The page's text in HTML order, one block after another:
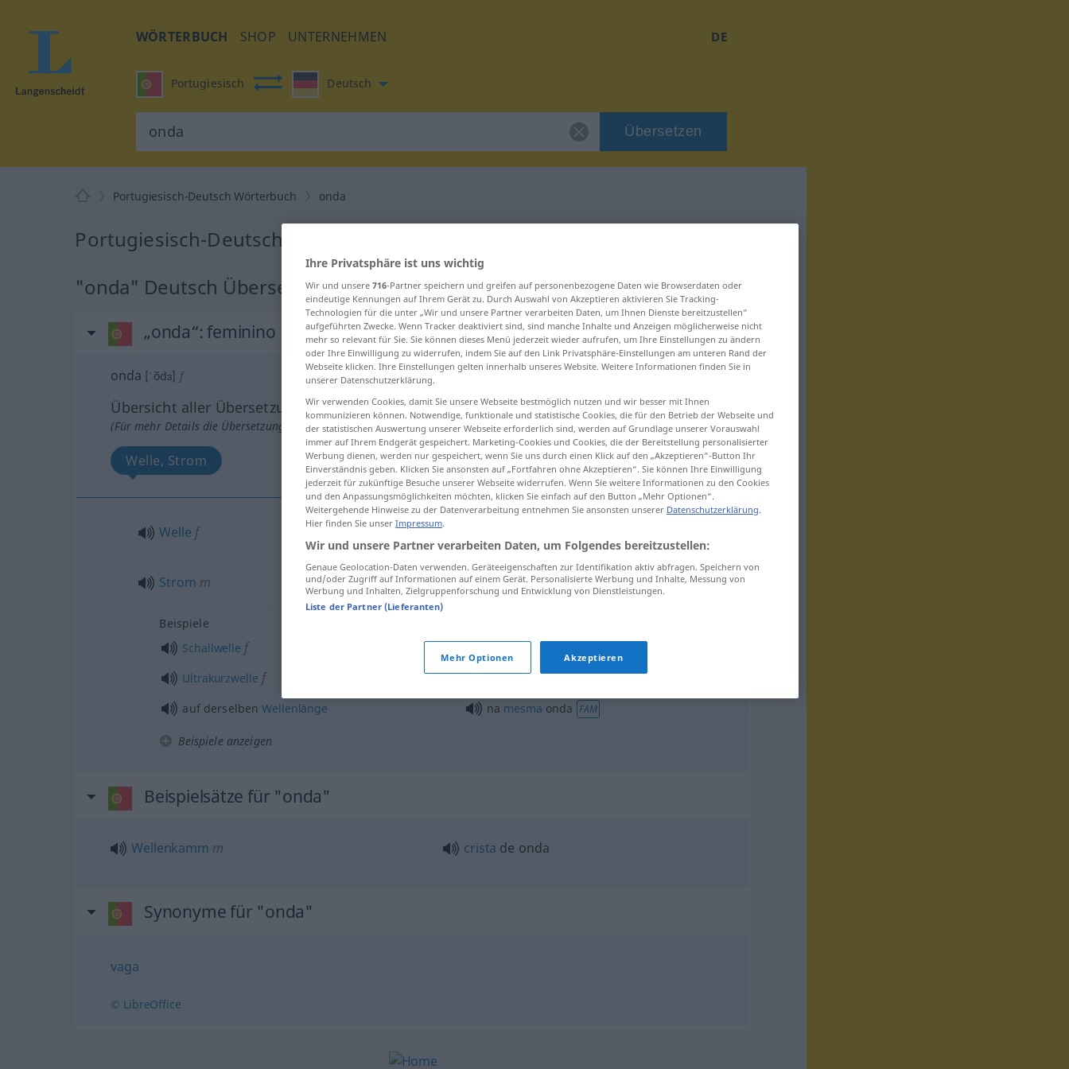
WÖRTERBUCH SHOP UNTERNEHMEN DE
Portugiesisch Deutsch
Übersetzen
Portugiesisch-Deutsch Wörterbuch onda
Portugiesisch-Deutsch Übersetzung für "onda"
"onda" Deutsch Übersetzung
„onda“: feminino
onda [ˈõdɜ] f
Übersicht aller Übersetzungen
(Für mehr Details die Übersetzung anklicken/antippen)
Welle, Strom
Welle f
Strom m onda FIG
Beispiele
Schallwelle f
onda sonora
Ultrakurzwelle f
onda ultracurta
auf derselbenWellenlänge na mesma onda FAM
Beispiele anzeigen
Beispielsätze für "onda"
Wellenkamm m crista de onda
Synonyme für "onda"
vaga
© LibreOffice
Ihre Privatsphäre ist uns wichtig
Wir und unsere 716-Partner speichern und greifen auf personenbezogene Daten wie Browserdaten oder
eindeutige Kennungen auf Ihrem Gerät zu. Durch Auswahl von Akzeptieren aktivieren Sie Tracking-
Technologien für die unter „Wir und unsere Partner verarbeiten Daten, um Ihnen Dienste bereitzustellen“
aufgeführten Zwecke. Wenn Tracker deaktiviert sind, sind manche Inhalte und Anzeigen möglicherweise nicht
mehr so relevant für Sie. Sie können dieses Menü jederzeit wieder aufrufen, um Ihre Einstellungen zu ändern
oder Ihre Einwilligung zu widerrufen, indem Sie auf den Link Privatsphäre-Einstellungen am unteren Rand der
Webseite klicken. Ihre Einstellungen gelten innerhalb unseres Website. Weitere Informationen finden Sie in
unserer Datenschutzerklärung.
Wir verwenden Cookies, damit Sie unsere Webseite bestmöglich nutzen und wir besser mit Ihnen
kommunizieren können. Notwendige, funktionale und statistische Cookies, die für den Betrieb der Webseite und
der statistischen Auswertung unserer Webseite erforderlich sind, werden auf Grundlage unserer Vorauswahl
immer auf Ihrem Endgerät gespeichert. Marketing-Cookies und Cookies, die der Bereitstellung personalisierter
Werbung dienen, werden nur gespeichert, wenn Sie uns durch einen Klick auf den „Akzeptieren“-Button Ihr
Einverständnis geben. Klicken Sie ansonsten auf „Fortfahren ohne Akzeptieren“. Sie können Ihre Einwilligung
jederzeit für zukünftige Besuche unserer Webseite widerrufen. Wenn Sie weitere Informationen zu den Cookies
und den Anpassungsmöglichkeiten möchten, klicken Sie einfach auf den Button „Mehr Optionen“.
Weitergehende Hinweise zu der Datenverarbeitung entnehmen Sie ansonsten unserer Datenschutzerklärung.
Hier finden Sie unser Impressum.
Wir und unsere Partner verarbeiten Daten, um Folgendes bereitzustellen:
Genaue Geolocation-Daten verwenden. Geräteeigenschaften zur Identifikation aktiv abfragen. Speichern von
und/oder Zugriff auf Informationen auf einem Gerät. Personalisierte Werbung und Inhalte, Messung von
Werbung und Inhalten, Zielgruppenforschung und Entwicklung von Dienstleistungen.
Liste der Partner (Lieferanten)
Mehr Optionen Akzeptieren